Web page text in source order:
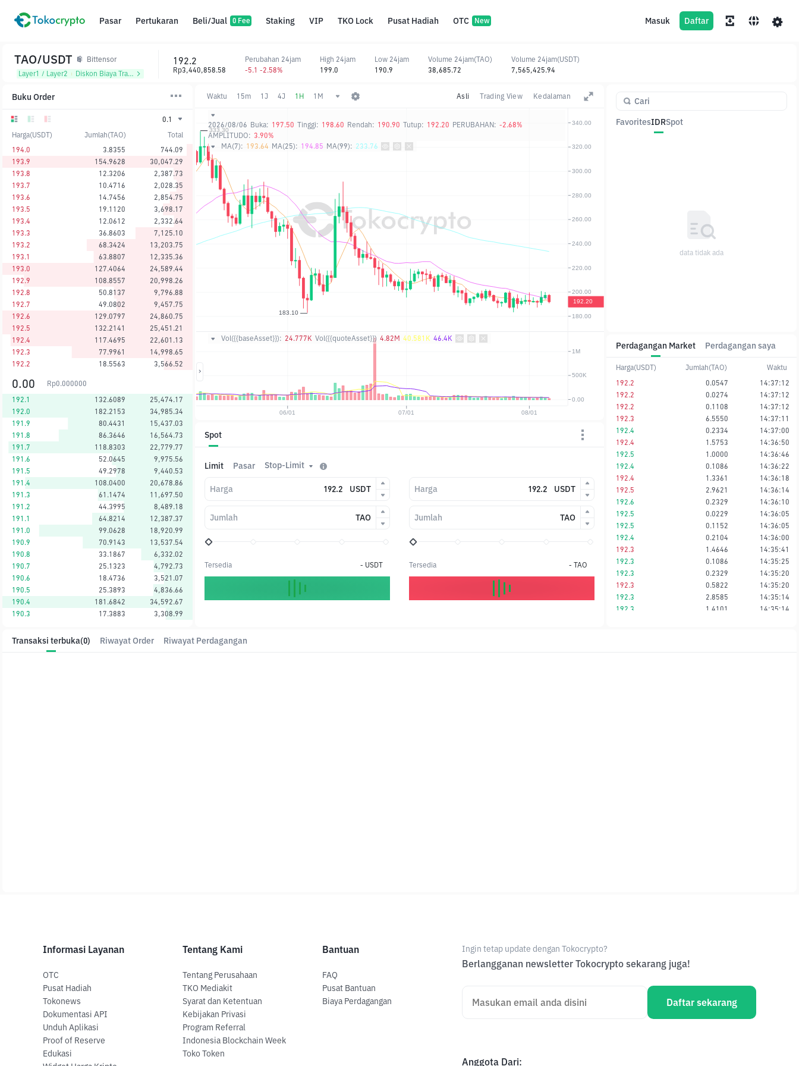
Pasar Pertukaran Beli/Jual 0 Fee Staking VIP TKO Lock Pusat Hadiah OTC New Masuk Daftar
Buku Order
0.1
Harga(USDT)
Jumlah(TAO)
Total
194.0
3.8355
744.09
193.9
154.9628
30,047.29
193.8
12.3206
2,387.73
193.7
10.4716
2,028.35
193.6
14.7456
2,854.75
193.5
19.1120
3,698.17
193.4
12.0612
2,332.64
193.3
36.8603
7,125.10
193.2
68.3424
13,203.75
193.1
63.8807
12,335.36
193.0
127.4064
24,589.44
192.9
108.8557
20,998.26
192.8
50.8137
9,796.88
192.7
49.0802
9,457.75
192.6
129.0797
24,860.75
192.5
132.2141
25,451.21
192.4
117.4695
22,601.13
192.3
77.9961
14,998.65
192.2
18.5563 3,566.52
0.00 Rp0.000000
192.1
132.6089
25,474.17
192.0
182.2153
34,985.34
191.9
80.4431
15,437.03
191.8
86.3646
16,564.73
191.7
118.8303
22,779.77
191.6
52.0645
9,975.56
191.5
49.2978
9,440.53
191.4
108.0400
20,678.86
191.3
61.1474
11,697.50
191.2
44.3995
8,489.18
191.1
64.8214
12,387.37
191.0
99.0628
18,920.99
190.9
70.9143
13,537.54
190.8
33.1867
6,332.02
190.7
25.1323
4,792.73
190.6
18.4736
3,521.07
190.5
25.3893
4,836.66
190.4
181.6842
34,592.67
190.3
17.3883 3,308.99
Waktu 15m 1J 4J 1H 1M Asli Trading View Kedalaman
2026/08/06 Buka: 197.50 Tinggi: 198.60 Rendah: 190.90 Tutup: 192.20 PERUBAHAN: -2.68%
AMPLITUDO: 3.90%
MA(7): 193.64 MA(25): 194.85 MA(99): 233.76
Vol({{baseAsset}}): 24.777K Vol({{quoteAsset}}) 4.82M 40.581K 46.4K
TAO/USDT
Bittensor
Layer1 / Layer2 ᱾ Diskon Biaya Trading
192.2
Rp3,440,858.58
Perubahan 24jam
-5.1 -2.58%
High 24jam
199.0
Low 24jam
190.9
Volume 24jam(TAO)
38,685.72
Volume 24jam(USDT)
7,565,425.94
Spot
Limit Pasar Stop-Limit
Harga USDT
Jumlah TAO
Tersedia - USDT
Harga USDT
Jumlah TAO
Tersedia - TAO
Perdagangan Market Perdagangan saya
Harga(USDT) Jumlah(TAO)
Waktu
192.2
0.0547
14:37:12
192.2
0.0274
14:37:12
192.2
0.1108
14:37:12
192.3
6.5550
14:37:11
192.4
0.2334
14:37:00
192.4
1.5753
14:36:50
192.5
1.0000
14:36:46
192.4
0.1086
14:36:22
192.4
1.3361
14:36:18
192.5
2.9621
14:36:14
192.6
0.2329
14:36:10
192.5
0.0229
14:36:05
192.5
0.1152
14:36:05
192.4
0.2104
14:36:00
192.3
1.4646
14:35:41
192.3
0.1086
14:35:25
192.3
0.2329
14:35:20
192.3
0.5822
14:35:20
192.3
2.8585
14:35:14
192.3
1.4101
14:35:14
FavoritesIDRSpot
data tidak ada
Transaksi terbuka(0) Riwayat Order Riwayat Perdagangan
Informasi Layanan
OTC
Pusat Hadiah
Tokonews
Dokumentasi API
Unduh Aplikasi
Proof of Reserve
Edukasi
Tentang Kami
Tentang Perusahaan
TKO Mediakit
Syarat dan Ketentuan
Kebijakan Privasi
Program Referral
Indonesia Blockchain Week
Toko Token
Bantuan
FAQ
Pusat Bantuan
Biaya Perdagangan
Ingin tetap update dengan Tokocrypto?
Berlangganan newsletter Tokocrypto sekarang juga!
Daftar sekarang
Anggota Dari: